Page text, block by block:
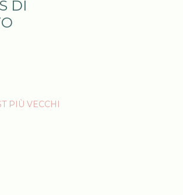
DI
PIÙ VECCHI